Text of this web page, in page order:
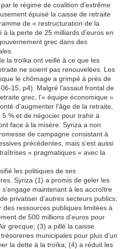
le régime de coalition d’extrême
épuisé la caisse de retraite
de « restructuration de la
la perte de 25 milliards d’euros en
grec dans des
la troïka ont veillé à ce que les
ne soient pas renouvelées. Les
le chômage a grimpé à près de
15, p4). Malgré l’assaut frontal de
grec, l’« équipe économique »
d’augmenter l’âge de la retraite,
% et de négocier pour trahir à
face à la misère. Syriza a non
de campagne consistant à
précédentes, mais s’est aussi
« pragmatiques » avec la
les politiques de ses
Syriza (1) a promis de geler les
maintenant à les accroître
privatiser d’autres secteurs publics;
ressources publiques limitées à
de 500 millions d’euros pour
grecque; (3) a pillé la caisse
municipales pour plus d’un
la dette à la troïka; (4) a réduit les